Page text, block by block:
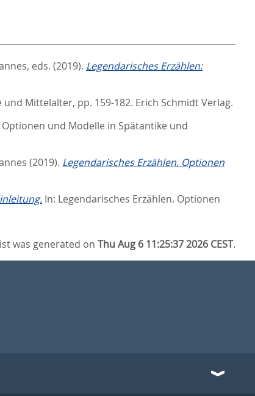
, eds. (2019). Legendarisches Erzählen:
und Mittelalter, pp. 159-182. Erich Schmidt Verlag.
und Modelle in Spätantike und
(2019). Legendarisches Erzählen. Optionen
In: Legendarisches Erzählen. Optionen
was generated onThu Aug 6 11:25:37 2026 CEST.